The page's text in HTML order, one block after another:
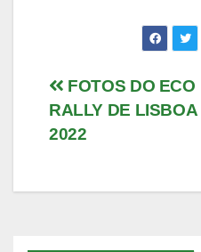
Navegação
de
FOTOS DO ECO
RALLY DE LISBOA
2022